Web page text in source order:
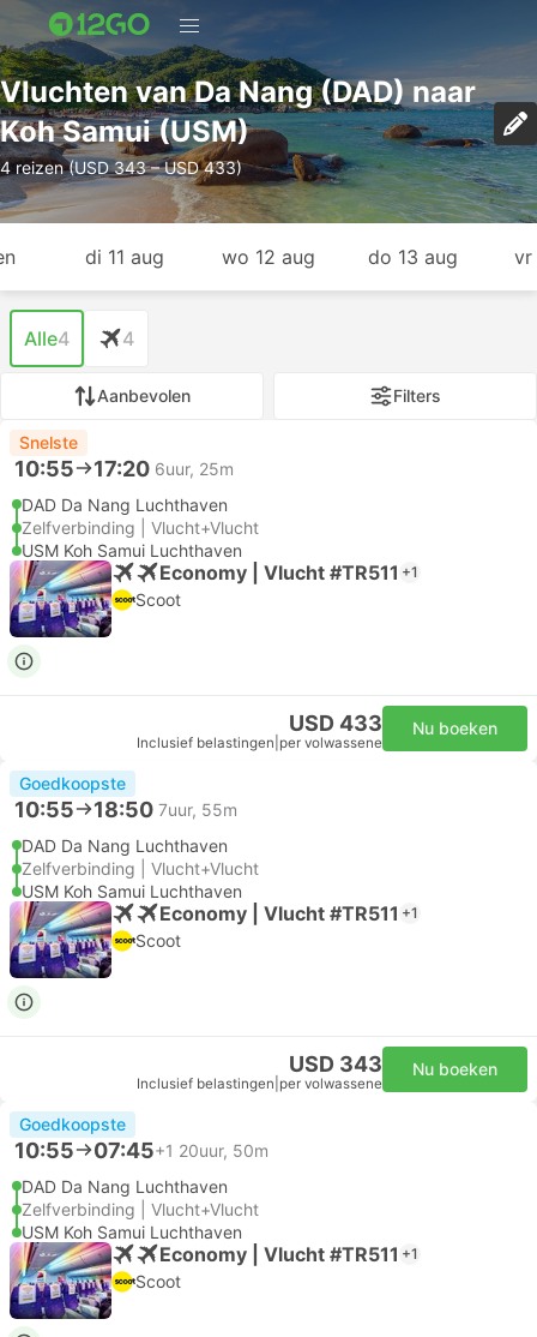
Vluchten van Da Nang (DAD) naar
Koh Samui (USM)
4 reizen (USD 343 – USD 433)
di 11 aug wo 12 aug do 13 aug vr
Alle4 4
Aanbevolen Filters
Snelste
10:55 17:20 6uur, 25m
DAD Da Nang Luchthaven
Zelfverbinding | Vlucht+Vlucht
USM Koh Samui Luchthaven
Economy | Vlucht #TR511 +1
Scoot
USD 433
Inclusief belastingen per volwassene
Nu boeken
Goedkoopste
10:55 18:50 7uur, 55m
DAD Da Nang Luchthaven
Zelfverbinding | Vlucht+Vlucht
USM Koh Samui Luchthaven
Economy | Vlucht #TR511 +1
Scoot
USD 343
Inclusief belastingen per volwassene
Nu boeken
Goedkoopste
10:55 07:45+1 20uur, 50m
DAD Da Nang Luchthaven
Zelfverbinding | Vlucht+Vlucht
USM Koh Samui Luchthaven
Economy | Vlucht #TR511 +1
Scoot